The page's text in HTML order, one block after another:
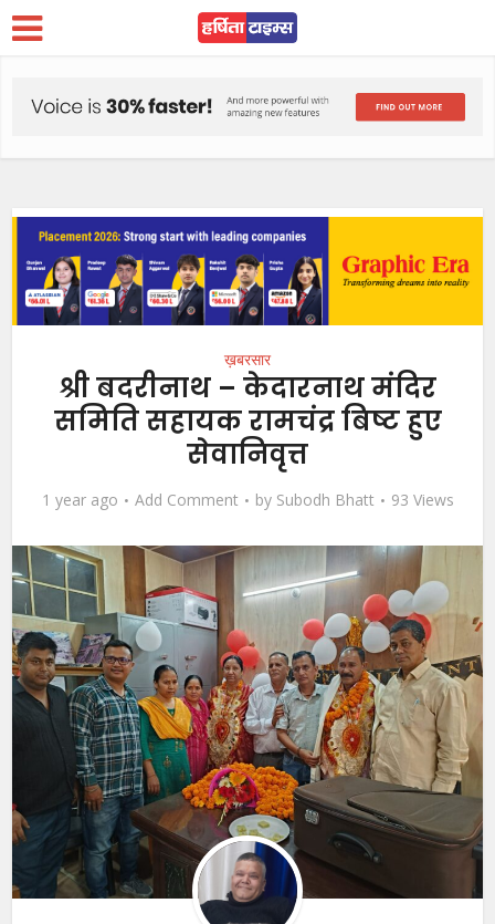
ख़बरसार
श्री बदरीनाथ – केदारनाथ मंदिर
समिति सहायक रामचंद्र बिष्ट हुए
सेवानिवृत्त
1 year ago Add Comment by Subodh Bhatt 93 Views